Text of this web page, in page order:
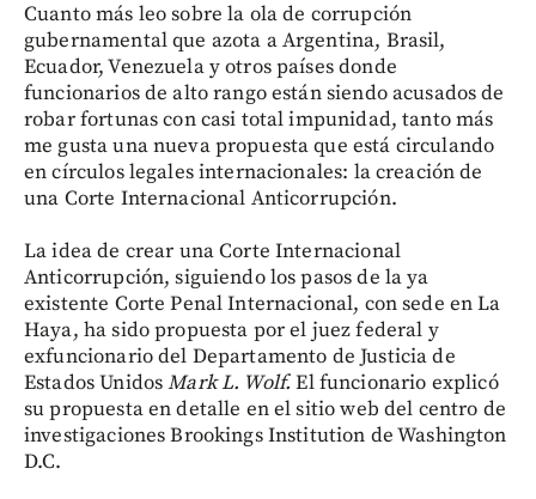
Cuanto más leo sobre la ola de corrupción
gubernamental que azota a Argentina, Brasil,
Ecuador, Venezuela y otros países donde
funcionarios de alto rango están siendo acusados de
robar fortunas con casi total impunidad, tanto más
me gusta una nueva propuesta que está circulando
en círculos legales internacionales: la creación de
una Corte Internacional Anticorrupción.
La idea de crear una Corte Internacional
Anticorrupción, siguiendo los pasos de la ya
existente Corte Penal Internacional, con sede en La
Haya, ha sido propuesta por el juez federal y
exfuncionario del Departamento de Justicia de
Estados UnidosMark L. Wolf.El funcionario explicó
su propuesta en detalle en el sitio web del centro de
investigaciones Brookings Institution de Washington
D.C.